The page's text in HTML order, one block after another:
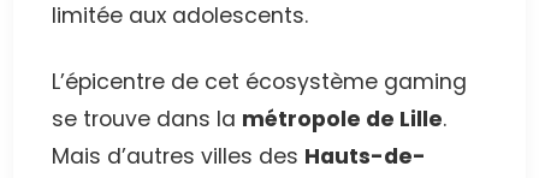
limitée aux adolescents.
L’épicentre de cet écosystème gaming
se trouve dans la métropole de Lille.
Mais d’autres villes des Hauts-de-